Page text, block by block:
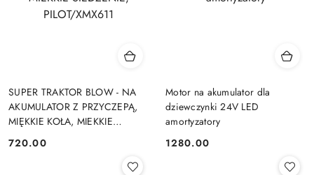
SUPER TRAKTOR BLOW - NA
AKUMULATOR Z PRZYCZEPĄ,
MIĘKKIE KOŁA, MIEKKIE
SIEDZENIE, PILOT/XMX611
Cena:
720.00
Motor na akumulator dla
dziewczynki 24V LED
amortyzatory
Cena:
1280.00